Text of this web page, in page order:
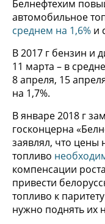
Белнефтехим
автомобильное
среднем на 1,6% и
В 2017 г бензин и
11 марта – в
8 апреля, 15
на 1,7%.
В январе 2018 г
госконцерна
заявлял, что цены
топливо
компенсации
привести
топливо к
нужно поднять их